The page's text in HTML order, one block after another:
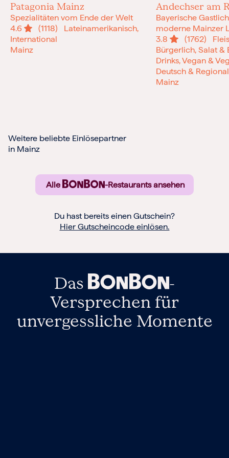
Patagonia Mainz
Spezialitäten vom Ende der Welt
4.6
(1118) Lateinamerikanisch,
International
Mainz
Andechser am
Bayerische
moderne Mainzer
3.8
(1762)
Bürgerlich, Salat &
Drinks, Vegan &
Deutsch & Regional
Mainz
Weitere beliebte Einlösepartner
in Mainz
Alle -Restaurants ansehen
Du hast bereits einen Gutschein?
Hier Gutscheincode einlösen.
Das
-
Versprechen für
unvergessliche Momente